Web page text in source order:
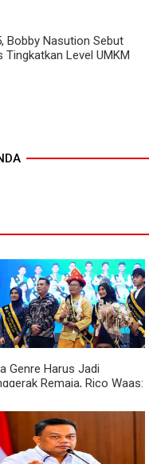
Bobby Nasution Sebut
Tingkatkan Level UMKM
Genre Harus Jadi
Remaja, Rico Waas: